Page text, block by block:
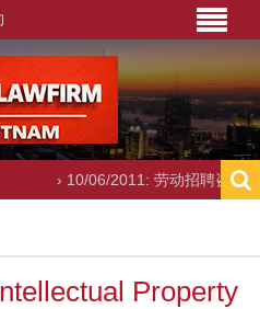
劳动招聘咨询 ›
Property